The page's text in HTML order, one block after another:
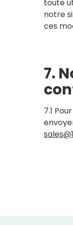
toute
notre
ces
7.
7.1